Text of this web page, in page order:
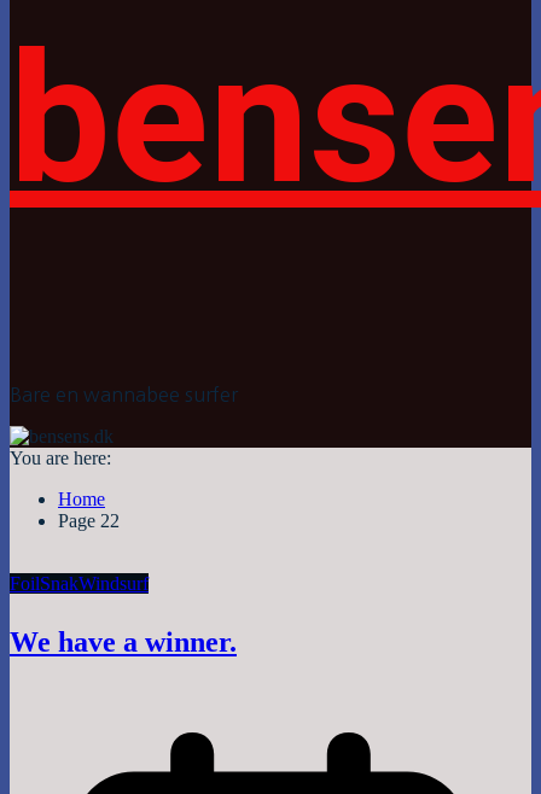
Bare en wannabee surfer
You are here:
Home
Page 22
FoilSnakWindsurf
We have a winner.